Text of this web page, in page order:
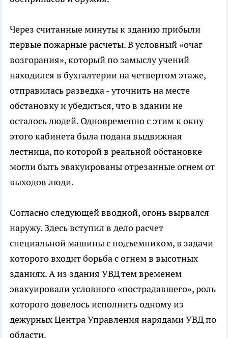
Через считанные минуты к зданию прибыли
первые пожарные расчеты. В условный «очаг
возгорания», который по замыслу учений
находился в бухгалтерии на четвертом этаже,
отправилась разведка - уточнить на месте
обстановку и убедиться, что в здании не
осталось людей. Одновременно с этим к окну
этого кабинета была подана выдвижная
лестница, по которой в реальной обстановке
могли быть эвакуированы отрезанные огнем от
выходов люди.
Согласно следующей вводной, огонь вырвался
наружу. Здесь вступил в дело расчет
специальной машины с подъемником, в задачи
которого входит борьба с огнем в высотных
зданиях. А из здания УВД тем временем
эвакуировали условного «пострадавшего», роль
которого довелось исполнить одному из
дежурных Центра Управления нарядами УВД по
области.